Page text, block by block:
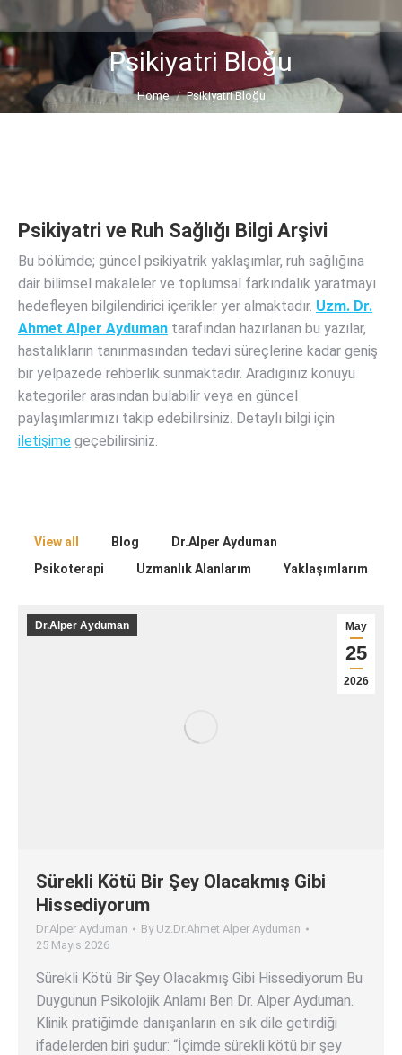
Psikiyatri Bloğu
You are here:
Home Psikiyatri Bloğu
Psikiyatri ve Ruh Sağlığı Bilgi Arşivi
Bu bölümde; güncel psikiyatrik yaklaşımlar, ruh sağlığına
dair bilimsel makaleler ve toplumsal farkındalık yaratmayı
hedefleyen bilgilendirici içerikler yer almaktadır. Uzm. Dr.
Ahmet Alper Ayduman tarafından hazırlanan bu yazılar,
hastalıkların tanınmasından tedavi süreçlerine kadar geniş
bir yelpazede rehberlik sunmaktadır. Aradığınız konuyu
kategoriler arasından bulabilir veya en güncel
paylaşımlarımızı takip edebilirsiniz. Detaylı bilgi için
iletişime geçebilirsiniz.
View all Blog
Dr.Alper Ayduman
Psikoterapi
Uzmanlık Alanlarım Yaklaşımlarım
May
25
2026
Dr.Alper Ayduman
Sürekli Kötü Bir Şey Olacakmış Gibi
Hissediyorum
Dr.Alper Ayduman By Uz.Dr.Ahmet Alper Ayduman
25 Mayıs 2026
Sürekli Kötü Bir Şey Olacakmış Gibi Hissediyorum Bu
Duygunun Psikolojik Anlamı Ben Dr. Alper Ayduman.
Klinik pratiğimde danışanların en sık dile getirdiği
ifadelerden biri şudur: “İçimde sürekli kötü bir şey